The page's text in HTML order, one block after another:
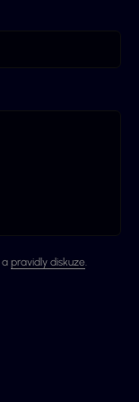
a pravidly diskuze